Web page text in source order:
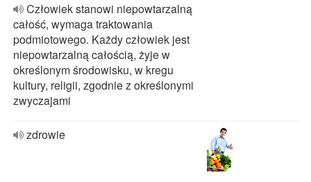
Człowiek stanowi niepowtarzalną
całość, wymaga traktowania
podmiotowego. Każdy człowiek jest
niepowtarzalną całością, żyje w
określonym środowisku, w kregu
kultury, religii, zgodnie z określonymi
zwyczajami
zdrowie